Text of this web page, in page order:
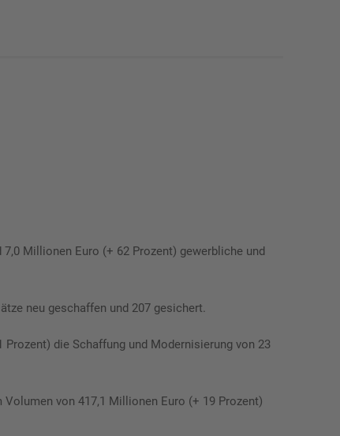
Millionen Euro (+ 62 Prozent) gewerbliche und
neu geschaffen und 207 gesichert.
die Schaffung und Modernisierung von 23
von 417,1 Millionen Euro (+ 19 Prozent)